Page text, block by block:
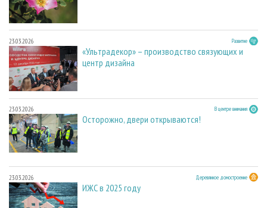
23.03.2026 Развитие
«Ультрадекор» – производство связующих и
центр дизайна
23.03.2026 В центре внимания
Осторожно, двери открываются!
23.03.2026 Деревянное домостроение
ИЖС в 2025 году